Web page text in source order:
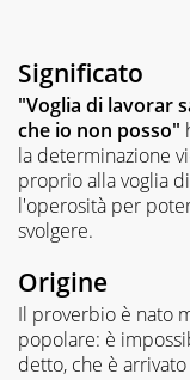
Significato
"Voglia di lavorar
che io non posso"
la determinazione
proprio alla voglia
l'operosità per
svolgere.
Origine
Il proverbio è nato
popolare: è
detto, che è arrivato